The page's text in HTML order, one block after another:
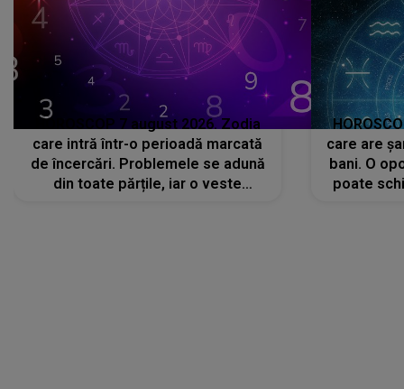
HOROSCOP 7 august 2026. Zodia
care intră într-o perioadă marcată
de încercări. Problemele se adună
din toate părțile, iar o veste
care are
bani. O
poate